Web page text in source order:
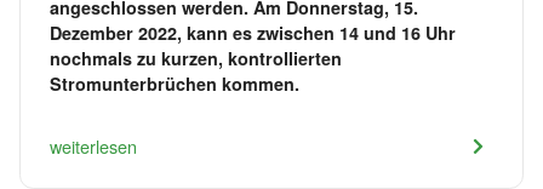
angeschlossen werden. Am Donnerstag, 15.
Dezember 2022, kann es zwischen 14 und 16 Uhr
nochmals zu kurzen, kontrollierten
Stromunterbrüchen kommen.
weiterlesen